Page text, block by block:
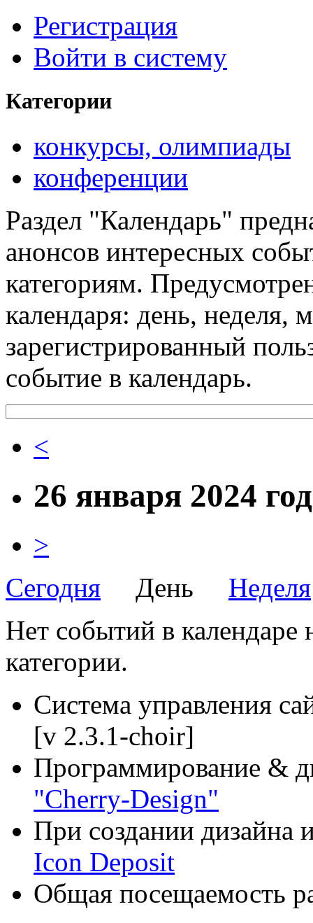
Регистрация
Войти в систему
Категории
конкурсы, олимпиады
конференции
Раздел "Календарь"
анонсов интересных
категориям.
календаря: день, неделя,
зарегистрированный
событие в календарь.
<
26 января 2024
>
Сегодня День Неделя
Нет событий в календаре
категории.
Система управления
[v 2.3.1-choir]
Программирование &
"Cherry-Design"
При создании дизайна
Icon Deposit
Общая посещаемость